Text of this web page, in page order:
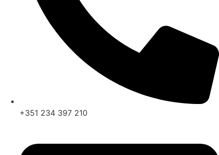
+351 234 397 210